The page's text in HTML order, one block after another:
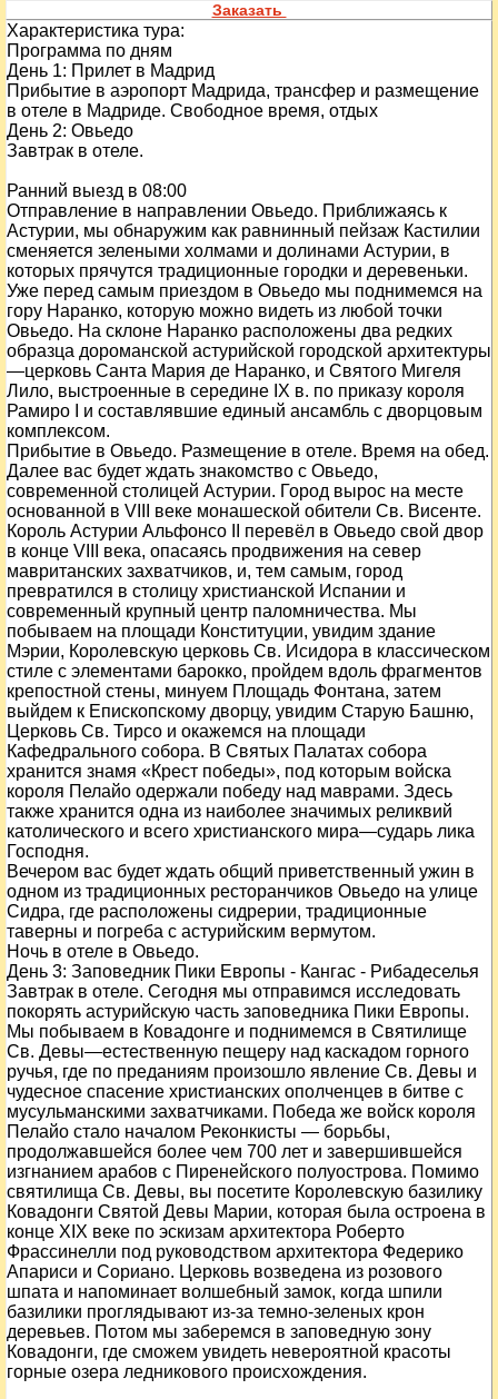
Заказать
Характеристика тура:
Программа по дням
День 1: Прилет в Мадрид
Прибытие в аэропорт Мадрида, трансфер и размещение
в отеле в Мадриде. Свободное время, отдых
День 2: Овьедо
Завтрак в отеле.
Ранний выезд в 08:00
Отправление в направлении Овьедо. Приближаясь к
Астурии, мы обнаружим как равнинный пейзаж Кастилии
сменяется зелеными холмами и долинами Астурии, в
которых прячутся традиционные городки и деревеньки.
Уже перед самым приездом в Овьедо мы поднимемся на
гору Наранко, которую можно видеть из любой точки
Овьедо. На склоне Наранко расположены два редких
образца дороманской астурийской городской архитектуры
—церковь Санта Мария де Наранко, и Святого Мигеля
Лило, выстроенные в середине IX в. по приказу короля
Рамиро I и составлявшие единый ансамбль с дворцовым
комплексом.
Прибытие в Овьедо. Размещение в отеле. Время на обед.
Далее вас будет ждать знакомство с Овьедо,
современной столицей Астурии. Город вырос на месте
основанной в VIII веке монашеской обители Св. Висенте.
Король Астурии Альфонсо II перевёл в Овьедо свой двор
в конце VIII века, опасаясь продвижения на север
мавританских захватчиков, и, тем самым, город
превратился в столицу христианской Испании и
современный крупный центр паломничества. Мы
побываем на площади Конституции, увидим здание
Мэрии, Королевскую церковь Св. Исидора в классическом
стиле с элементами барокко, пройдем вдоль фрагментов
крепостной стены, минуем Площадь Фонтана, затем
выйдем к Епископскому дворцу, увидим Старую Башню,
Церковь Св. Тирсо и окажемся на площади
Кафедрального собора. В Святых Палатах собора
хранится знамя «Крест победы», под которым войска
короля Пелайо одержали победу над маврами. Здесь
также хранится одна из наиболее значимых реликвий
католического и всего христианского мира—сударь лика
Господня.
Вечером вас будет ждать общий приветственный ужин в
одном из традиционных ресторанчиков Овьедо на улице
Сидра, где расположены сидрерии, традиционные
таверны и погреба с астурийским вермутом.
Ночь в отеле в Овьедо.
День 3: Заповедник Пики Европы - Кангас - Рибадеселья
Завтрак в отеле. Сегодня мы отправимся исследовать
покорять астурийскую часть заповедника Пики Европы.
Мы побываем в Ковадонге и поднимемся в Святилище
Св. Девы—естественную пещеру над каскадом горного
ручья, где по преданиям произошло явление Св. Девы и
чудесное спасение христианских ополченцев в битве с
мусульманскими захватчиками. Победа же войск короля
Пелайо стало началом Реконкисты — борьбы,
продолжавшейся более чем 700 лет и завершившейся
изгнанием арабов с Пиренейского полуострова. Помимо
святилища Св. Девы, вы посетите Королевскую базилику
Ковадонги Святой Девы Марии, которая была остроена в
конце XIX веке по эскизам архитектора Роберто
Фрассинелли под руководством архитектора Федерико
Апариси и Сориано. Церковь возведена из розового
шпата и напоминает волшебный замок, когда шпили
базилики проглядывают из-за темно-зеленых крон
деревьев. Потом мы заберемся в заповедную зону
Ковадонги, где сможем увидеть невероятной красоты
горные озера ледникового происхождения.